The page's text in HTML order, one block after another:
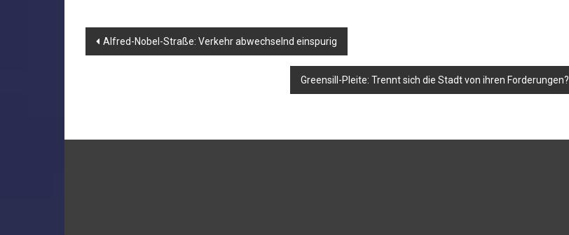
Beitragsnavigation
Alfred-Nobel-Straße: Verkehr abwechselnd einspurig
Greensill-Pleite: Trennt sich die Stadt von ihren Forderungen?